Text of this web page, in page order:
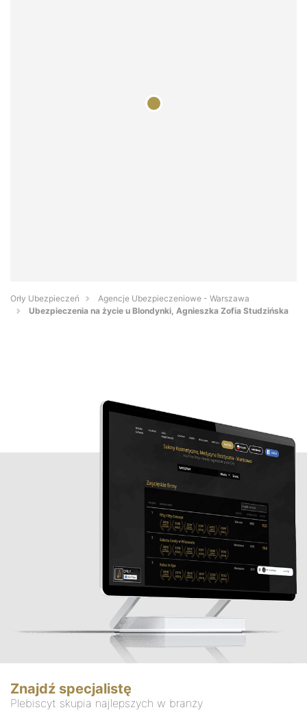
Orły Ubezpieczeń
Agencje Ubezpieczeniowe - Warszawa
Ubezpieczenia na życie u Blondynki, Agnieszka Zofia Studzińska
Znajdź specjalistę
Plebiscyt skupia najlepszych w branży